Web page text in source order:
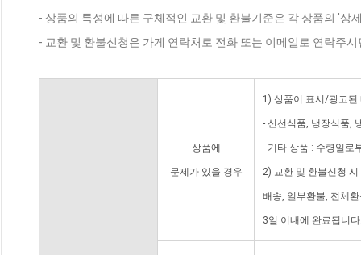
- 상품의 특성에 따른 구체적인 교환 및 환불기준은 각 상품의 '상
- 교환 및 환불신청은 가게 연락처로 전화 또는 이메일로 연락주
상품에
문제가 있을 경우
1) 상품이 표시/광고된
- 신선식품, 냉장식품,
- 기타 상품 : 수령일로
2) 교환 및 환불신청
배송, 일부환불, 전체
3일 이내에 완료됩니